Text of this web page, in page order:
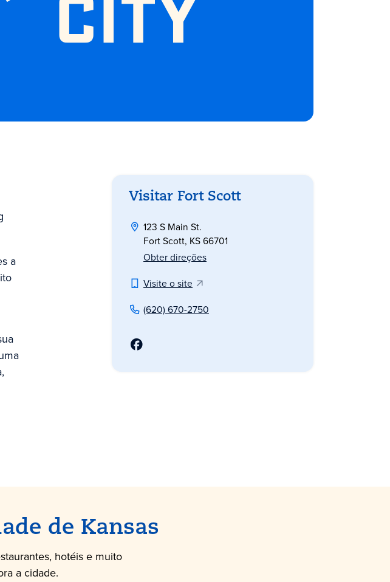
a
Visitar Fort Scott
123 S Main St.
Fort Scott, KS 66701
Obter direções
Visite o site
(620) 670-2750
de Kansas
hotéis e muito
a cidade.